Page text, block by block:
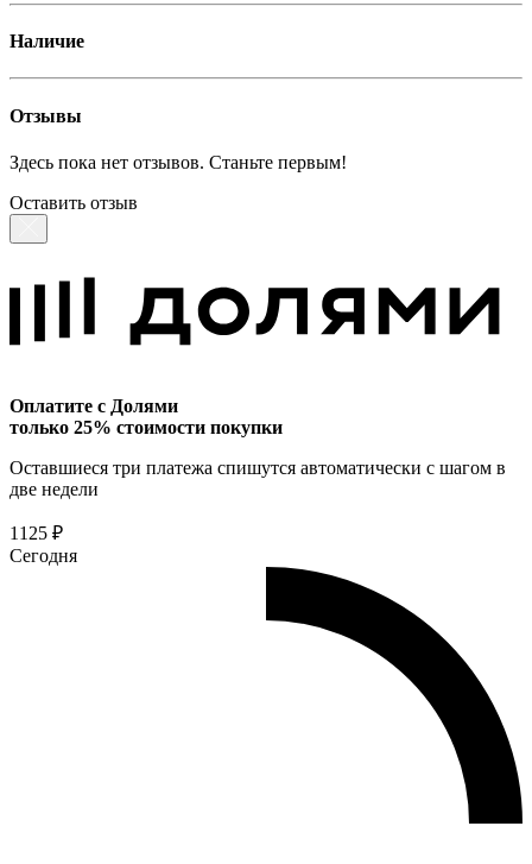
Наличие
Отзывы
Здесь пока нет отзывов. Станьте первым!
Оставить отзыв
Оплатите с Долями
только 25% стоимости покупки
Оставшиеся три платежа спишутся автоматически с шагом в
две недели
1125 ₽
Сегодня